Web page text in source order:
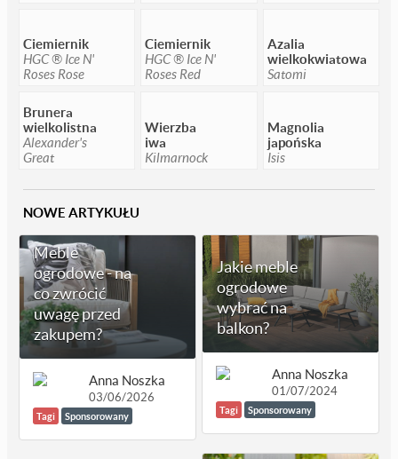
Ciemiernik
HGC ® Ice N'
Roses Rose
Ciemiernik
HGC ® Ice N'
Roses Red
Azalia
wielkokwiatowa
Satomi
Brunera
wielkolistna
Alexander's
Great
Wierzba
iwa
Kilmarnock
Magnolia
japońska
Isis
NOWE ARTYKUŁU
Meble
ogrodowe - na
co zwrócić
uwagę przed
zakupem?
Anna Noszka
03/06/2026
Tagi Sponsorowany
Jakie meble
ogrodowe
wybrać na
balkon?
Anna Noszka
01/07/2024
Tagi Sponsorowany